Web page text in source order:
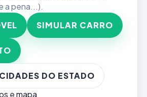
a pena...).
SIMULAR CARRO
DO ESTADO
e mapa